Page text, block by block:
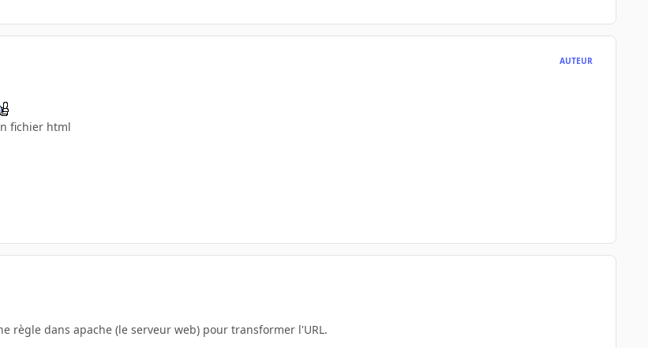
AUTEUR
fichier html
règle dans apache (le serveur web) pour transformer l'URL.